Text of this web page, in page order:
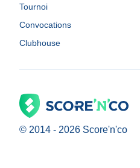
Tournoi
Convocations
Clubhouse
© 2014 - 2026 Score'n'co